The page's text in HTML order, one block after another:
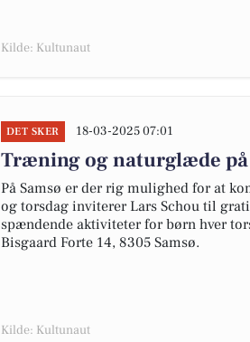
Kilde: Kultunaut
DET SKER 18-03-2025 07:01
Træning og naturglæde
På Samsø er der rig mulighed for at
og torsdag inviterer Lars Schou til
spændende aktiviteter for børn hver
Bisgaard Forte 14, 8305 Samsø.
Kilde: Kultunaut